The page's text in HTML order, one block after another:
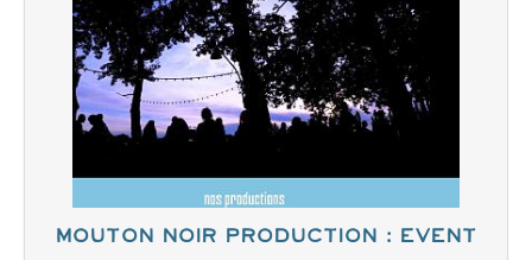
Mouton noir production : Event